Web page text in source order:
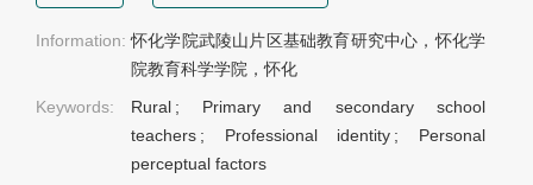
Information: 怀化学院武陵山片区基础教育研究中心，怀化学
院教育科学学院，怀化
Keywords:
Rural ; Primary and secondary school
teachers ; Professional identity ; Personal
perceptual factors